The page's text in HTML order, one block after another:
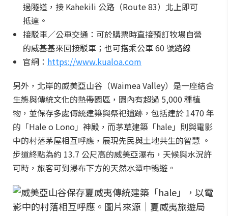
過隧道，接 Kahekili 公路（Route 83）北上即可
抵達。
接駁車／公車交通：可於購票時直接預訂牧場自營
的威基基來回接駁車；也可搭乘公車 60 號路線
官網： https://www.kualoa.com
另外，北岸的威美亞山谷（Waimea Valley）是一座結合
生態與傳統文化的熱帶園區，園內有超過 5,000 種植
物，並保存多處傳統建築與祭祀遺跡，包括建於 1470 年
的「Hale o Lono」神殿，而茅草建築「hale」則與電影
中的村落茅屋相互呼應，展現先民與土地共生的智慧 。
步道終點為約 13.7 公尺高的威美亞瀑布，天候與水況許
可時，旅客可到瀑布下方的天然水潭中暢遊。